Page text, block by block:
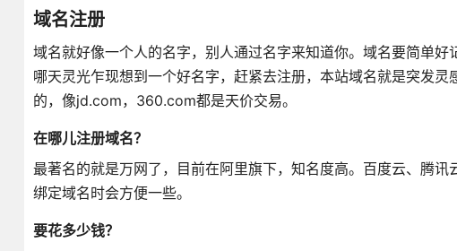
域名注册
域名就好像一个人的名字，别人通过名字来知道你。域名要简单
哪天灵光乍现想到一个好名字，赶紧去注册，本站域名就是突发
的，像jd.com，360.com都是天价交易。
在哪儿注册域名？
最著名的就是万网了，目前在阿里旗下，知名度高。百度云、腾
绑定域名时会方便一些。
要花多少钱？